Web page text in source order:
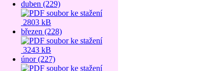
duben (229)
2803 kB
březen (228)
3243 kB
únor (227)